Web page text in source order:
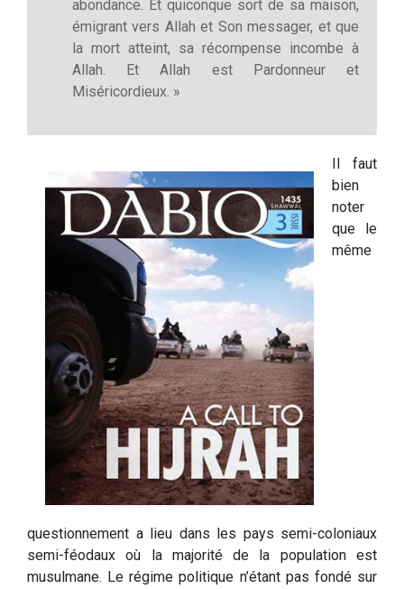
abondance. Et quiconque sort de sa maison,
émigrant vers Allah et Son messager, et que
la mort atteint, sa récompense incombe à
Allah. Et Allah est Pardonneur et
Miséricordieux. »
Il faut
bien
noter
que le
même
questionnement a lieu dans les pays semi-coloniaux
semi-féodaux où la majorité de la population est
musulmane. Le régime politique n’étant pas fondé sur